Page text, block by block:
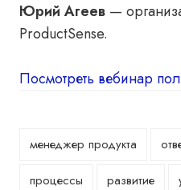
Юрий Агеев —
ProductSense.
Посмотреть вебинар
менеджер продукта
процессы развитие